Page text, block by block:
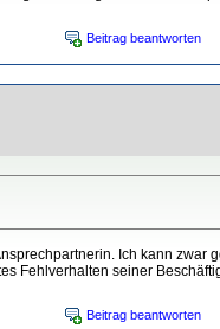
Beitrag beantworten
Ich kann zwar
Fehlverhalten seiner
Beitrag beantworten